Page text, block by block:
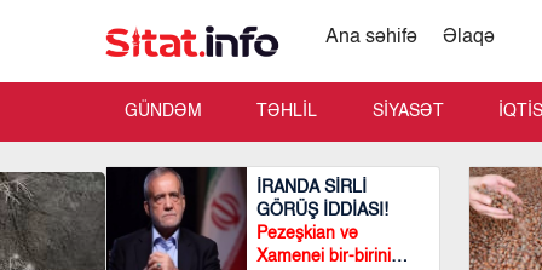
Ana səhifə Əlaqə
GÜNDƏM TƏHLİL SİYASƏT
İRANDA SİRLİ
GÖRÜŞ İDDİASI!
Pezeşkian və
Xamenei bir-birini